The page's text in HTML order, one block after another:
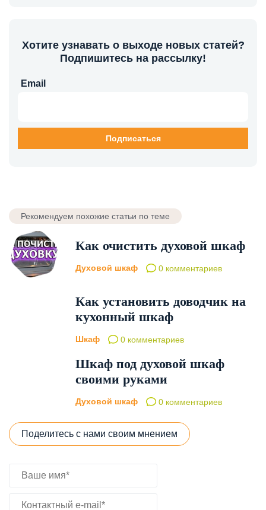
Хотите узнавать о выходе новых статей?
Подпишитесь на рассылку!
Email
Рекомендуем похожие статьи по теме
Как очистить духовой шкаф
Духовой шкаф 0 комментариев
Как установить доводчик на
кухонный шкаф
Шкаф 0 комментариев
Шкаф под духовой шкаф
своими руками
Духовой шкаф 0 комментариев
Поделитесь с нами своим мнением